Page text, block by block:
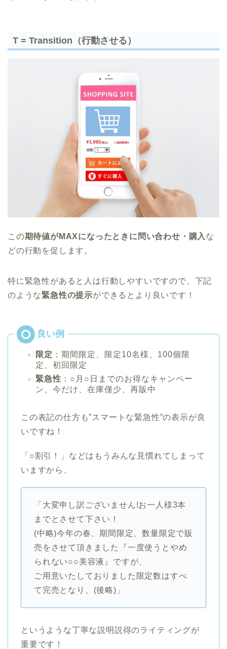
T = Transition（行動させる）
この期待値がMAXになったときに問い合わせ・購入 な
どの行動を促します。
特に緊急性があると人は行動しやすいですので、下記
のような緊急性の提示ができるとより良いです！
限定 ：期間限定、限定10名様、100個限
定、初回限定
緊急性 ：○月○日までのお得なキャンペー
ン、今だけ、在庫僅少、再販中
この表記の仕方も”スマートな緊急性”の表示が良
いですね！
「○割引！」などはもうみんな見慣れてしまって
いますから、
「大変申し訳ございません!お一人様3本
までとさせて下さい！
(中略)今年の春、期間限定、数量限定で販
売をさせて頂きました『一度使うとやめ
られない○○美容液』ですが、
ご用意いたしておりました限定数はすべ
て完売となり、(後略)」
というような丁寧な説明説得のライティングが
重要です！